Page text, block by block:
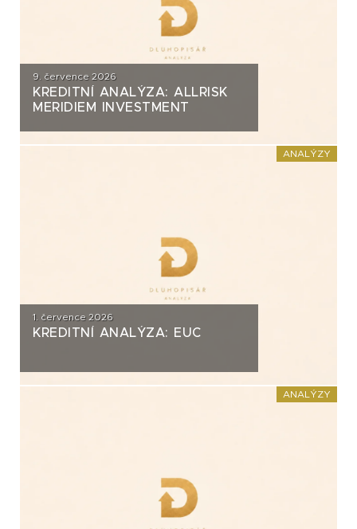
9. července 2026
KREDITNÍ ANALÝZA: ALLRISK
MERIDIEM INVESTMENT
ANALÝZY
1. července 2026
KREDITNÍ ANALÝZA: EUC
ANALÝZY